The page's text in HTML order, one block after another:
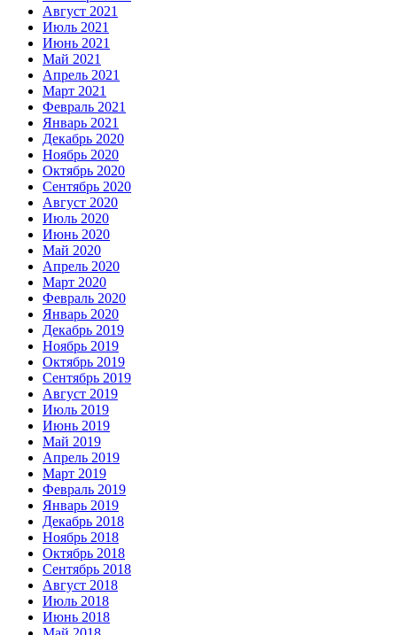
Август 2021
Июль 2021
Июнь 2021
Май 2021
Апрель 2021
Март 2021
Февраль 2021
Январь 2021
Декабрь 2020
Ноябрь 2020
Октябрь 2020
Сентябрь 2020
Август 2020
Июль 2020
Июнь 2020
Май 2020
Апрель 2020
Март 2020
Февраль 2020
Январь 2020
Декабрь 2019
Ноябрь 2019
Октябрь 2019
Сентябрь 2019
Август 2019
Июль 2019
Июнь 2019
Май 2019
Апрель 2019
Март 2019
Февраль 2019
Январь 2019
Декабрь 2018
Ноябрь 2018
Октябрь 2018
Сентябрь 2018
Август 2018
Июль 2018
Июнь 2018